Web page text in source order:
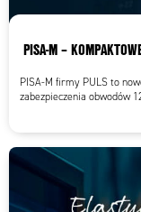
PISA-M –
PISA-M firmy PULS to
zabezpieczenia obwodów